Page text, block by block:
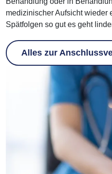
medizinischer Aufsicht wieder
Spätfolgen so gut es geht
Alles zur